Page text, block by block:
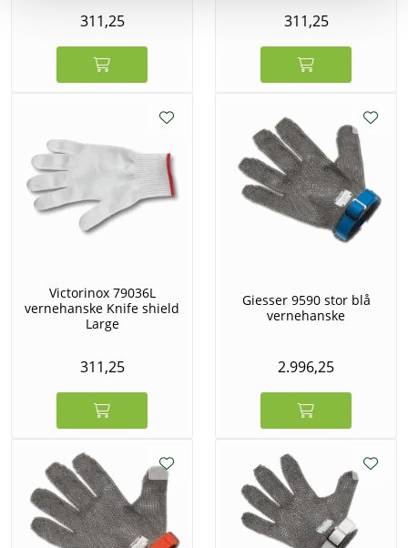
311,25 311,25
Victorinox 79036L
vernehanske Knife shield
Large
311,25
Giesser 9590 stor blå
vernehanske
2.996,25